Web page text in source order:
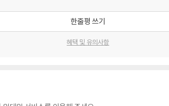
한줄평 쓰기
혜택 및 유의사항